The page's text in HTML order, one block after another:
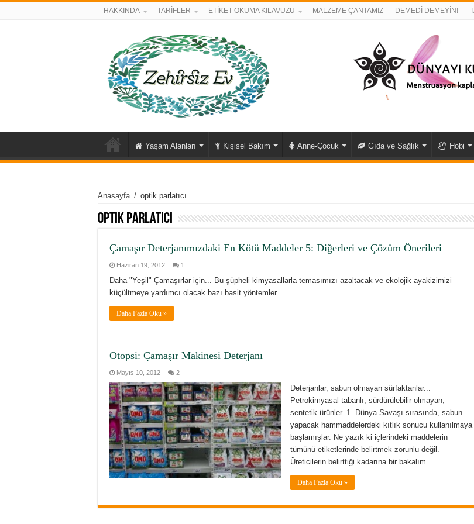
HAKKINDA TARİFLER ETİKET OKUMA KILAVUZU MALZEME ÇANTAMIZ DEMEDİ DEMEYİN!
Yaşam Alanları Kişisel Bakım Anne-Çocuk Gıda ve Sağlık Hobi
Anasayfa / optik parlatıcı
optik parlatıcı
Çamaşır Deterjanımızdaki En Kötü Maddeler 5: Diğerleri ve Çözüm Önerileri
Haziran 19, 2012 1
Daha "Yeşil" Çamaşırlar için... Bu şüpheli kimyasallarla temasımızı azaltacak ve ekolojik ayakizimizi
küçültmeye yardımcı olacak bazı basit yöntemler...
Daha Fazla Oku »
Otopsi: Çamaşır Makinesi Deterjanı
Mayıs 10, 2012 2
Deterjanlar, sabun olmayan sürfaktanlar...
Petrokimyasal tabanlı, sürdürülebilir olmayan,
sentetik ürünler. 1. Dünya Savaşı sırasında, sabun
yapacak hammaddelerdeki kıtlık sonucu kullanılmaya
başlamışlar. Ne yazık ki içlerindeki maddelerin
tümünü etiketlerinde belirtmek zorunlu değil.
Üreticilerin belirttiği kadarına bir bakalım...
Daha Fazla Oku »